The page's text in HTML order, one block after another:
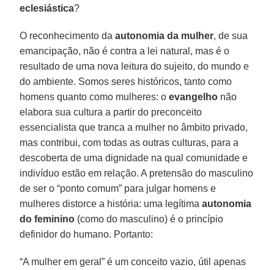
eclesiástica?
O reconhecimento daautonomia da mulher, de sua
emancipação, não é contra a lei natural, mas é o
resultado de uma nova leitura do sujeito, do mundo e
do ambiente. Somos seres históricos, tanto como
homens quanto como mulheres: oevangelho não
elabora sua cultura a partir do preconceito
essencialista que tranca a mulher no âmbito privado,
mas contribui, com todas as outras culturas, para a
descoberta de uma dignidade na qual comunidade e
indivíduo estão em relação. A pretensão do masculino
de ser o “ponto comum” para julgar homens e
mulheres distorce a história: uma legítimaautonomia
do feminino (como do masculino) é o princípio
definidor do humano. Portanto:
“A mulher em geral” é um conceito vazio, útil apenas